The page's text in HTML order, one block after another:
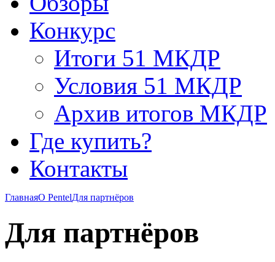
Конкурс
Итоги 51 МКДР
Условия 51 МКДР
Архив итогов МКДР
Где купить?
Контакты
ГлавнаяО PentelДля партнёров
Для партнёров